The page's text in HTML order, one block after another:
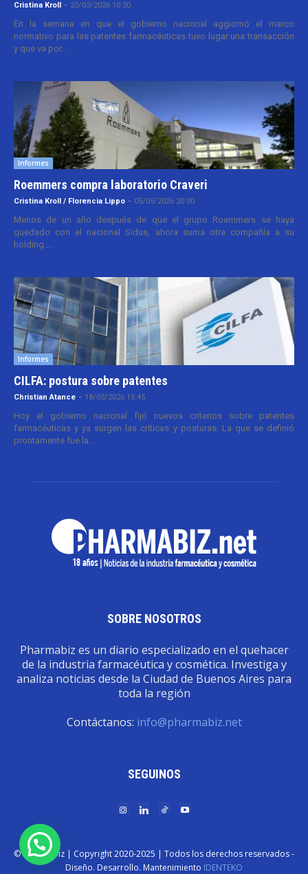
Cristina Kroll - 20/03/2026 10:30
En la semana en que el gobierno nacional aggiornó el marco
normativo para las patentes farmacéuticas tuvo lugar una transacción
y que va por...
Informes
Roemmers compra laboratorio Craveri
Cristina Kroll / Florencia Lippo - 05/05/2026 20:00
Menos de un año después de que el grupo Roemmers se haya
quedado con el nacional Sidus, ahora suma otra compañía a su
holding....
Informes
CILFA: postura sobre patentes
Christian Atance - 18/03/2026 15:45
Hoy el gobierno nacional fijó nuevos criterios sobre patentes
farmacéuticas y ya surgen las críticas y posturas. La que se definió
prontamente fue la...
SOBRE NOSOTROS
Pharmabiz es un diario especializado en el quehacer
de la industria farmacéutica y cosmética. Investiga y
analiza noticias desde la Ciudad de Buenos Aires para
toda la región
Contáctanos: info@pharmabiz.net
SEGUINOS
© Pharmabiz | Copyrıght 2020-2025 | Todos los derechos reservados -
Diseño. Desarrollo. Mantenimiento IDENTËKO